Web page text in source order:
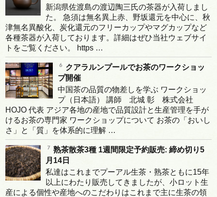
新潟県佐渡島の渡辺陶三氏の茶器が入荷しまし
た。 急須は無名異上赤、野坂還元を中心に、秋
津無名異酸化、炭化還元のフリーカップやマグカップなど
各種茶器が入荷しております。詳細はぜひ当社ウェブサイ
トをご覧ください。 https …
クアラルンプールでお茶のワークショッ
プ開催
中国茶の品質の物差しを学ぶ ワークショッ
プ（日本語） 講師 北城 彰 株式会社
HOJO 代表 アジア各地の産地で品質設計と生産管理を手が
けるお茶の専門家 ワークショップについて お茶の「おいし
さ」と「質」を体系的に理解 …
熟茶散茶3種 1週間限定予約販売: 締め切り5
月14日
私達はこれまでプーアル生茶・熟茶ともに15年
以上にわたり販売してきましたが、小ロット生
産による個性や産地へのこだわりはこれまで主に生茶の領